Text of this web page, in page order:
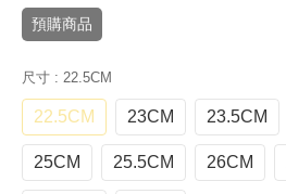
預購商品
尺寸 : 22.5CM
22.5CM 23CM 23.5CM
25CM 25.5CM 26CM